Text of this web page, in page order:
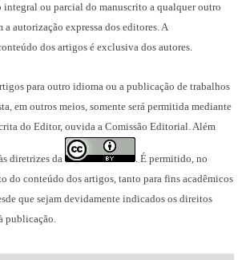
integral ou parcial do manuscrito a qualquer outro
autorização expressa dos editores. A
dos artigos é exclusiva dos autores.
para outro idioma ou a publicação de trabalhos
, em outros meios, somente será permitida mediante
do Editor, ouvida a Comissão Editorial. Além
diretrizes da
É permitido, no
do conteúdo dos artigos, tanto para fins acadêmicos
que sejam devidamente indicados os direitos
publicação.